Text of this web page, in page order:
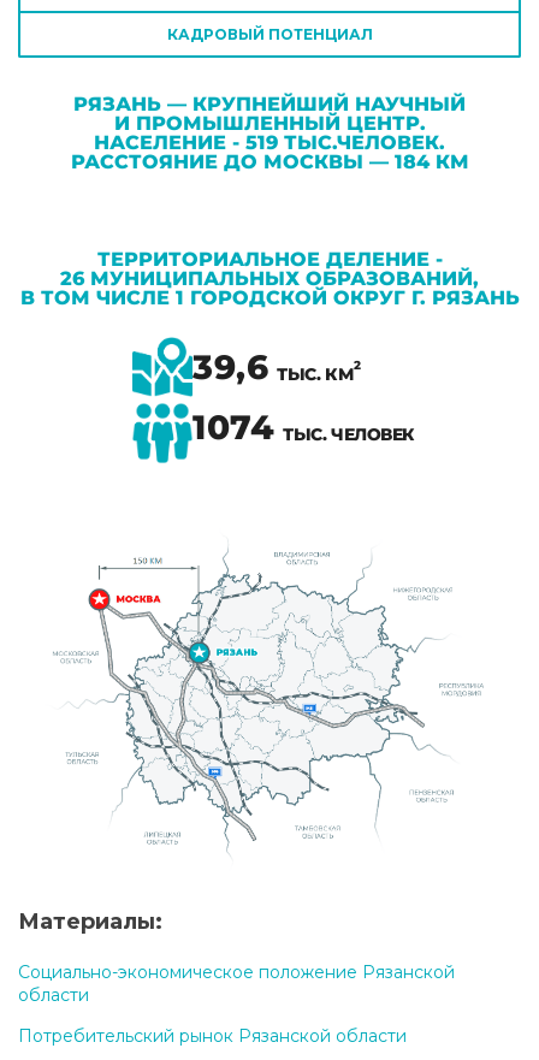
КАДРОВЫЙ ПОТЕНЦИАЛ
РЯЗАНЬ — КРУПНЕЙШИЙ НАУЧНЫЙ
И ПРОМЫШЛЕННЫЙ ЦЕНТР.
НАСЕЛЕНИЕ - 519 ТЫС.ЧЕЛОВЕК.
РАССТОЯНИЕ ДО МОСКВЫ — 184 КМ
ТЕРРИТОРИАЛЬНОЕ ДЕЛЕНИЕ -
26 МУНИЦИПАЛЬНЫХ ОБРАЗОВАНИЙ,
В ТОМ ЧИСЛЕ 1 ГОРОДСКОЙ ОКРУГ Г. РЯЗАНЬ
39,6 ТЫС. КМ2
1074 ТЫС. ЧЕЛОВЕК
Материалы:
Социально-экономическое положение Рязанской
области
Потребительский рынок Рязанской области